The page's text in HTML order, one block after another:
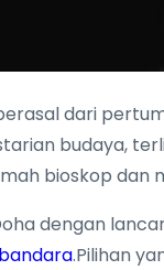
dari
budaya,
bioskop dan
dengan
.Pilihan